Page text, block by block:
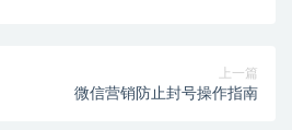
上一篇
微信营销防止封号操作指南